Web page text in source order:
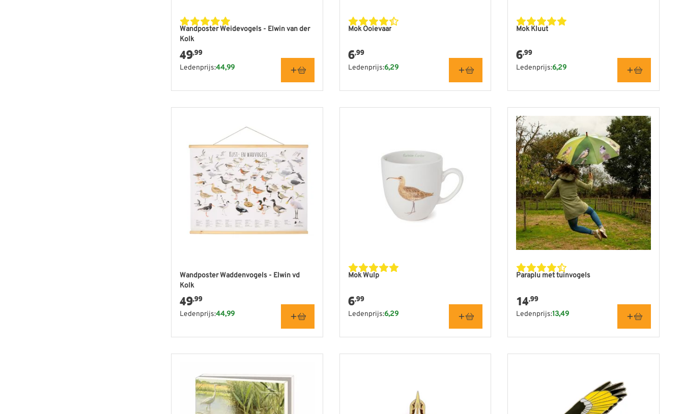
Wandposter Weidevogels - Elwin van der
Kolk
49,99
Ledenprijs:44,99
Mok Ooievaar
6,99
Ledenprijs:6,29
Mok Kluut
6,99
Ledenprijs:6,29
Wandposter Waddenvogels - Elwin vd
Kolk
49,99
Ledenprijs:44,99
Mok Wulp
6,99
Ledenprijs:6,29
Paraplu met tuinvogels
14,99
Ledenprijs:13,49